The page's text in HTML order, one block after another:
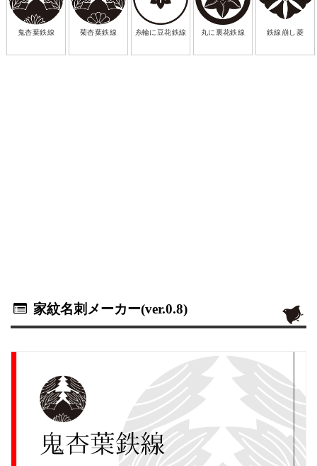
鬼杏葉鉄線 菊杏葉鉄線 糸輪に豆花鉄線 丸に裏花鉄線 鉄線崩し菱
家紋名刺メーカー(ver.0.8)